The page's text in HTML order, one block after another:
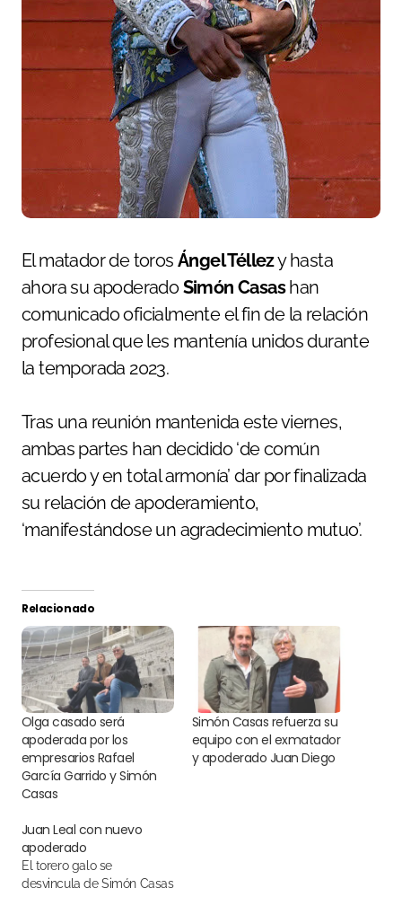
El matador de torosÁngel Téllezy hasta
ahora su apoderadoSimón Casashan
comunicado oficialmente el fin de la relación
profesional que les mantenía unidos durante
la temporada 2023.
Tras una reunión mantenida este viernes,
ambas partes han decidido ‘de común
acuerdo y en total armonía’ dar por finalizada
su relación de apoderamiento,
‘manifestándose un agradecimiento mutuo’.
Relacionado
Olga casado será
apoderada por los
empresarios Rafael
García Garrido y Simón
Casas
Simón Casas refuerza su
equipo con el exmatador
y apoderado Juan Diego
Juan Leal con nuevo
apoderado
El torero galo se
desvincula de Simón Casas